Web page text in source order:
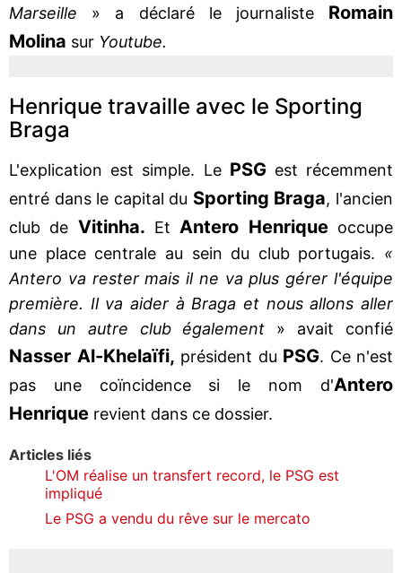
Marseille » a déclaré le journaliste Romain
Molina sur Youtube.
Henrique travaille avec le Sporting
Braga
L'explication est simple. Le PSGest récemment
entré dans le capital du Sporting Braga, l'ancien
club de Vitinha. Et Antero Henriqueoccupe
une place centrale au sein du club portugais. «
Antero va rester mais il ne va plus gérer l'équipe
première. Il va aider à Braga et nous allons aller
dans un autre club également » avait confié
Nasser Al-Khelaïfi, président du PSG. Ce n'est
pas une coïncidence si le nom d'Antero
Henrique revient dans ce dossier.
Articles liés
L'OM réalise un transfert record, le PSG est
impliqué
Le PSG a vendu du rêve sur le mercato